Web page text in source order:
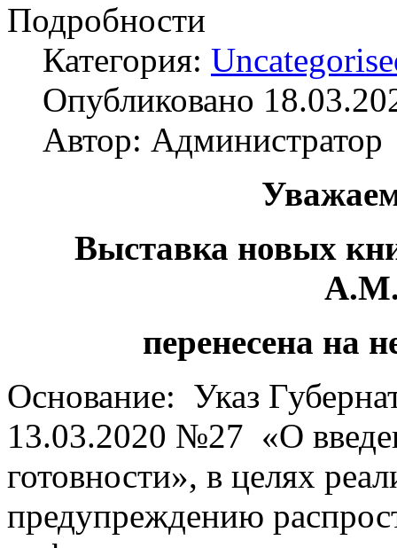
Подробности
Категория:
Опубликовано
Автор: Администратор
Выставка новых
перенесена на
Основание: Указ
13.03.2020 №27 «О
готовности», в целях
предупреждению